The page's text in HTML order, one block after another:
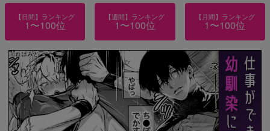
【日間】ランキング
1〜100位
【週間】ランキング
1〜100位
【月間】ランキング
1〜100位